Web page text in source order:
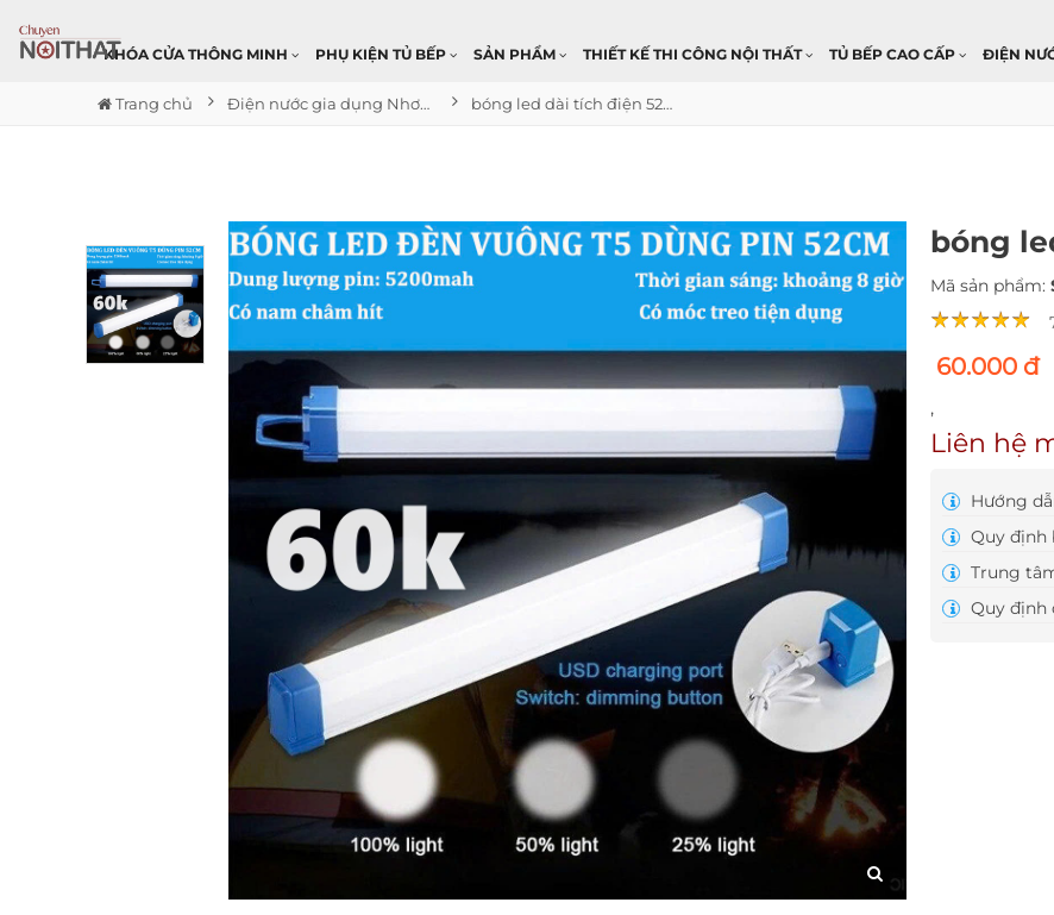
KHÓA CỬA THÔNG MINH PHỤ KIỆN TỦ BẾP SẢN PHẨM THIẾT KẾ THI CÔNG NỘI THẤT TỦ BẾP CAO CẤP ĐIỆN
Trang chủ Điện nước gia dụng Nhơn Trạch bóng led dài tích điện 52cm
bóng
Mã sản phẩm:
60.000 đ
,
Liên hệ
Hướng
Quy định
Trung
Quy định